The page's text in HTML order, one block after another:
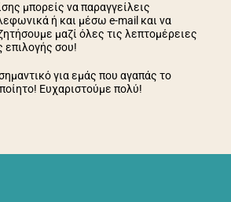
μπορείς να παραγγείλεις
ή και μέσω e-mail και να
μαζί όλες τις λεπτομέρειες
επιλογής σου!
για εμάς που αγαπάς το
Ευχαριστούμε πολύ!